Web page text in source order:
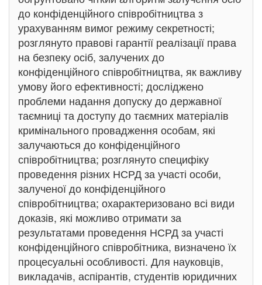
до конфіденційного співробітництва з
урахуванням вимог режиму секретності;
розглянуто правові гарантії реалізації права
на безпеку осіб, залучених до
конфіденційного співробітництва, як важливу
умову його ефективності; досліджено
проблеми надання допуску до державної
таємниці та доступу до таємних матеріалів
кримінального провадження особам, які
залучаються до конфіденційного
співробітництва; розглянуто специфіку
проведення різних НСРД за участі особи,
залученої до конфіденційного
співробітництва; охарактеризовано всі види
доказів, які можливо отримати за
результатами проведення НСРД за участі
конфіденційного співробітника, визначено їх
процесуальні особливості. Для науковців,
викладачів, аспірантів, студентів юридичних